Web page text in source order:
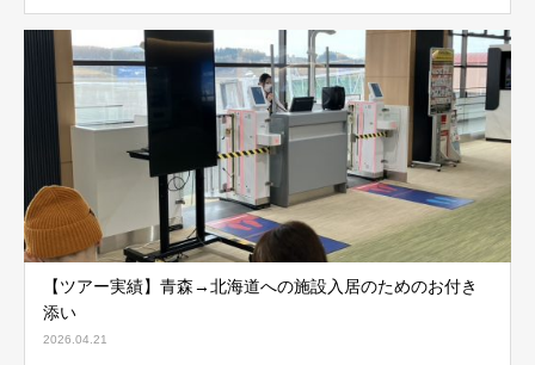
【ツアー実績】青森→北海道への施設入居のためのお付き
添い
2026.04.21